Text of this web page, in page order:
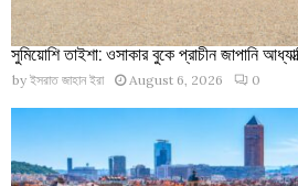
সুমিয়োশি তাইশা: ওসাকার বুকে প্রাচীন জাপানি
by ইসরাত জাহান ইরা August 6, 2026 0